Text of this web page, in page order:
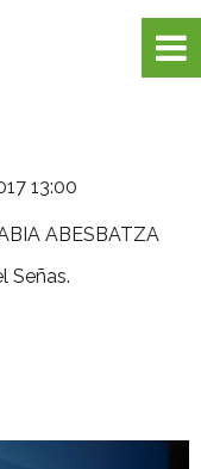
13:00
ABESBATZA
Señas.